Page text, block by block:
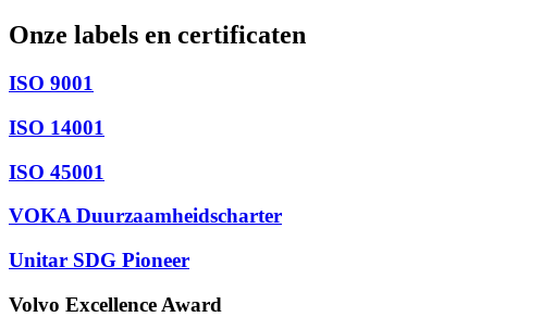
Onze labels en certificaten
ISO 9001
ISO 14001
ISO 45001
VOKA Duurzaamheidscharter
Unitar SDG Pioneer
Volvo Excellence Award